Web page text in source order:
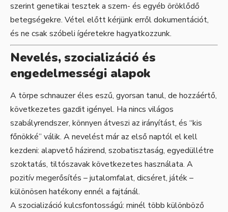
szerint genetikai tesztek a szem- és egyéb öröklődő
betegségekre. Vétel előtt kérjünk erről dokumentációt,
és ne csak szóbeli ígéretekre hagyatkozzunk.
Nevelés, szocializáció és
engedelmességi alapok
A törpe schnauzer éles eszű, gyorsan tanul, de hozzáértő,
következetes gazdit igényel. Ha nincs világos
szabályrendszer, könnyen átveszi az irányítást, és “kis
főnökké” válik. A nevelést már az első naptól el kell
kezdeni: alapvető házirend, szobatisztaság, egyedüllétre
szoktatás, tiltószavak következetes használata. A
pozitív megerősítés – jutalomfalat, dicséret, játék –
különösen hatékony ennél a fajtánál.
A szocializáció kulcsfontosságú: minél több különböző